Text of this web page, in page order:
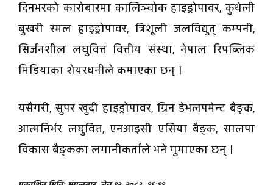
दिनभरको कारोबारमा कालिञ्चोक हाइड्रोपावर, कुथेली
बुखरी स्मल हाइड्रोपावर, त्रिशूली जलविद्युत् कम्पनी,
सिर्जनशील लघुवित्त वित्तीय संस्था, नेपाल रिपब्लिक
मिडियाका शेयरधनीले कमाएका छन् ।
यसैगरी, सुपर खुदी हाइड्रोपावर, ग्रिन डेभलपमेन्ट बैङ्क,
आत्मनिर्भर लघुवित्त, एनआइसी एसिया बैङ्क, सालपा
विकास बैङ्कका लगानीकर्ताले भने गुमाएका छन् ।